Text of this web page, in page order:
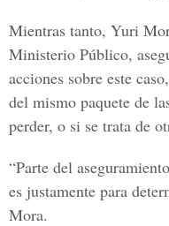
Mientras tanto, Yuri
Ministerio Público,
acciones sobre este
del mismo paquete de
perder, o si se trata de
“Parte del
es justamente para
Mora.